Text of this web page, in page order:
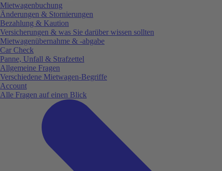
Mietwagenbuchung
Änderungen & Stornierungen
Bezahlung & Kaution
Versicherungen & was Sie darüber wissen sollten
Mietwagenübernahme & -abgabe
Car Check
Panne, Unfall & Strafzettel
Allgemeine Fragen
Verschiedene Mietwagen-Begriffe
Account
Alle Fragen auf einen Blick